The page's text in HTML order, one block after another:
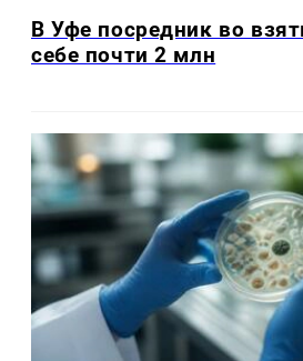
В Уфе посредник во
себе почти 2 млн